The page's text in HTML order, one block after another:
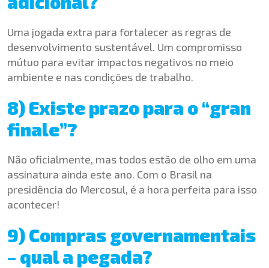
Uma jogada extra para fortalecer as regras de
desenvolvimento sustentável. Um compromisso
mútuo para evitar impactos negativos no meio
ambiente e nas condições de trabalho.
8) Existe prazo para o “gran
finale”?
Não oficialmente, mas todos estão de olho em uma
assinatura ainda este ano. Com o Brasil na
presidência do Mercosul, é a hora perfeita para isso
acontecer!
9) Compras governamentais
– qual a pegada?